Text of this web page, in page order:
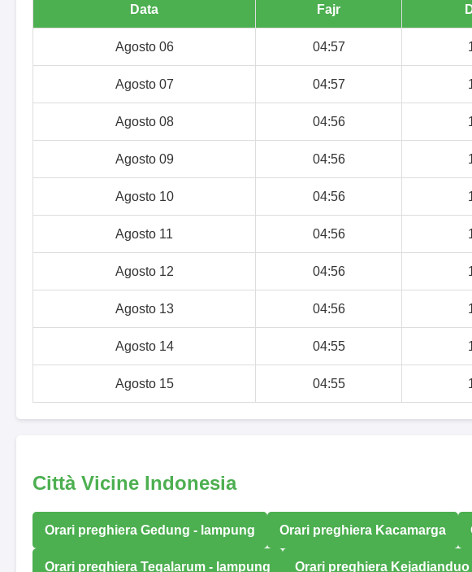
Data Fajr
Agosto 06 04:57
Agosto 07 04:57
Agosto 08 04:56
Agosto 09 04:56
Agosto 10 04:56
Agosto 11 04:56
Agosto 12 04:56
Agosto 13 04:56
Agosto 14 04:55
Agosto 15 04:55
Città Vicine Indonesia
Orari preghiera Gedung - lampung Orari preghiera Kacamarga
Orari preghiera Tegalarum - lampung Orari preghiera Kejadianduo